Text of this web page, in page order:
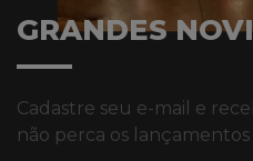
GRANDES
Cadastre seu e-mail e
não perca os